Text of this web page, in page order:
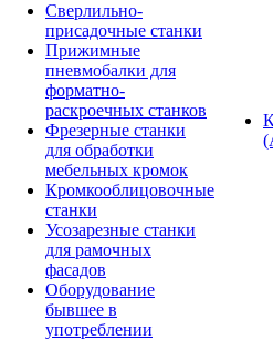
Сверлильно-
присадочные станки
Прижимные
пневмобалки для
форматно-
раскроечных станков
Фрезерные станки
для обработки
мебельных кромок
Кромкооблицовочные
станки
Усозарезные станки
для рамочных
фасадов
Оборудование
бывшее в
употреблении